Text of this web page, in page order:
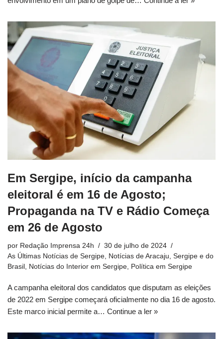
Em Sergipe, início da campanha
eleitoral é em 16 de Agosto;
Propaganda na TV e Rádio Começa
em 26 de Agosto
por Redação Imprensa 24h
30 de julho de 2024
As Últimas Notícias de Sergipe, Notícias de Aracaju, Sergipe e do
Brasil , Notícias do Interior em Sergipe, Política em Sergipe
A campanha eleitoral dos candidatos que disputam as eleições
de 2022 em Sergipe começará oficialmente no dia 16 de agosto.
Este marco inicial permite a… Continue a ler »